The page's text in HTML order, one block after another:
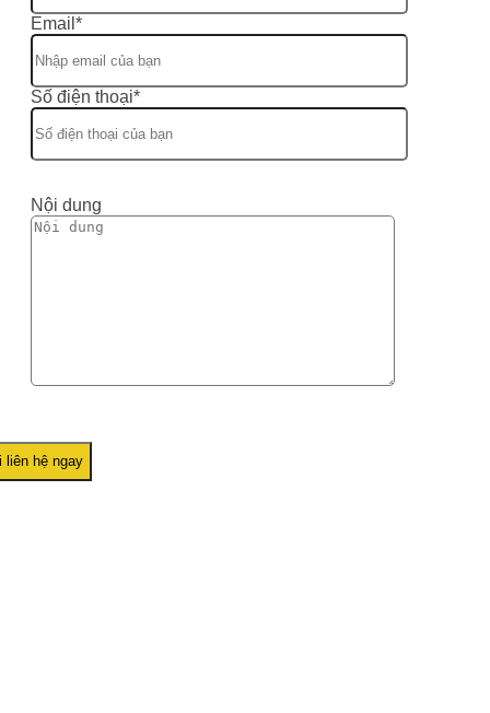
Email*
Số điện thoại*
Nội dung